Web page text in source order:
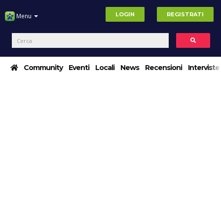
Menu LOGIN REGISTRATI
Community Eventi Locali News Recensioni Interviste